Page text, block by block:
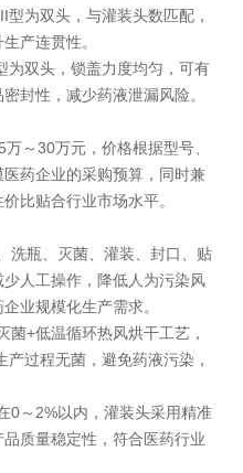
为双头，与灌装头数匹配，
产连贯性。
双头，锁盖力度均匀，可有
封性，减少药液泄漏风险。
～30万元，价格根据型号、
药企业的采购预算，同时兼
比贴合行业市场水平。
瓶、灭菌、灌装、封口、贴
人工操作，降低人为污染风
业规模化生产需求。
+低温循环热风烘干工艺，
过程无菌，避免药液污染，
2%以内，灌装头采用精准
质量稳定性，符合医药行业